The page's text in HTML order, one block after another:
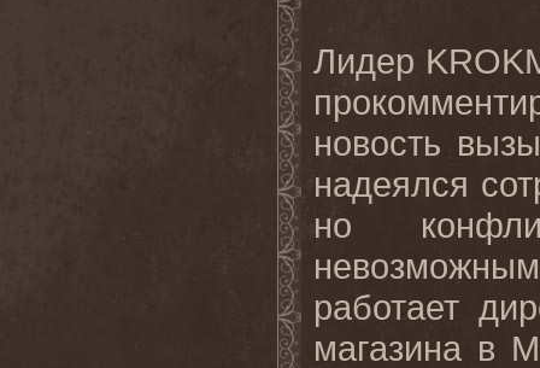
Лидер
новость
надеялся
но
работает
магазина в